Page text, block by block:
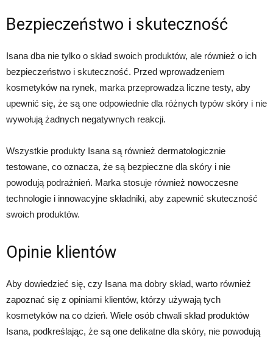
Bezpieczeństwo i skuteczność
Isana dba nie tylko o skład swoich produktów, ale również o ich
bezpieczeństwo i skuteczność. Przed wprowadzeniem
kosmetyków na rynek, marka przeprowadza liczne testy, aby
upewnić się, że są one odpowiednie dla różnych typów skóry i nie
wywołują żadnych negatywnych reakcji.
Wszystkie produkty Isana są również dermatologicznie
testowane, co oznacza, że są bezpieczne dla skóry i nie
powodują podrażnień. Marka stosuje również nowoczesne
technologie i innowacyjne składniki, aby zapewnić skuteczność
swoich produktów.
Opinie klientów
Aby dowiedzieć się, czy Isana ma dobry skład, warto również
zapoznać się z opiniami klientów, którzy używają tych
kosmetyków na co dzień. Wiele osób chwali skład produktów
Isana, podkreślając, że są one delikatne dla skóry, nie powodują